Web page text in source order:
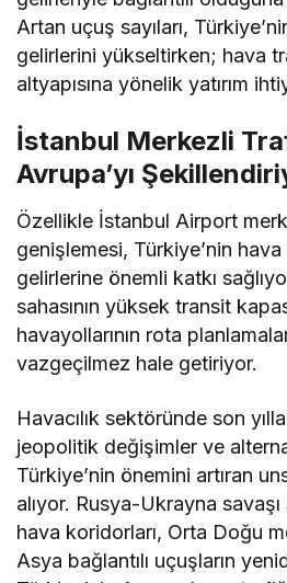
Artan uçuş sayıları,
gelirlerini yükseltirken; hava
altyapısına yönelik yatırım
İstanbul Merkezli
Avrupa’yı
Özellikle İstanbul Airport
genişlemesi, Türkiye’nin hava
gelirlerine önemli katkı
sahasının yüksek transit
havayollarının rota
vazgeçilmez hale getiriyor.
Havacılık sektöründe son
jeopolitik değişimler ve
Türkiye’nin önemini artıran
alıyor. Rusya-Ukrayna
hava koridorları, Orta Doğu
Asya bağlantılı uçuşların